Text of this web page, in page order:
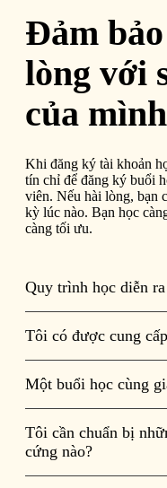
Đảm
lòng với
của
Khi đăng ký tài khoản
tín chỉ để đăng ký buổi
viên. Nếu hài lòng, bạn
kỳ lúc nào. Bạn học
càng tối ưu.
Quy trình học diễn
Tôi có được cung
Một buổi học cùng
Tôi cần chuẩn bị
cứng nào?